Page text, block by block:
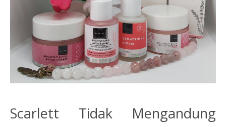
Scarlett Tidak Mengandung